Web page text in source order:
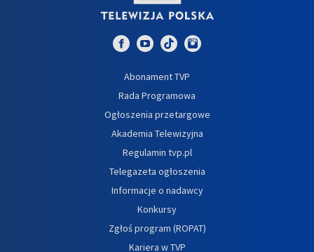
Abonament TVP
Rada Programowa
Ogłoszenia przetargowe
Akademia Telewizyjna
Regulamin tvp.pl
Telegazeta ogłoszenia
Informacje o nadawcy
Konkursy
Zgłoś program (ROPAT)
Kariera w TVP